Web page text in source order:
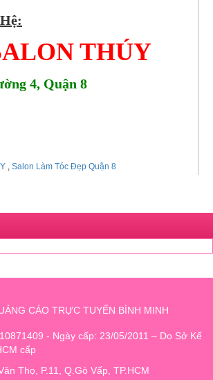
THÚY
4, Quận 8
, Salon Làm Tóc Đẹp Quận 8
CÁO TRỰC TUYẾN BÌNH MINH
- Ngày cấp: 23/05/2011 – Do Sở Kế
cấp
Thọ, P.11, Q.Gò Vấp, TP.HCM